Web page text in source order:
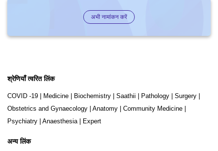
अभी नामांकन करें
श्रेणियाँ त्वरित लिंक
COVID -19 Medicine Biochemistry Saathii Pathology Surgery
Obstetrics and Gynaecology
Anatomy Community Medicine
Psychiatry
Anaesthesia| Expert
अन्य लिंक